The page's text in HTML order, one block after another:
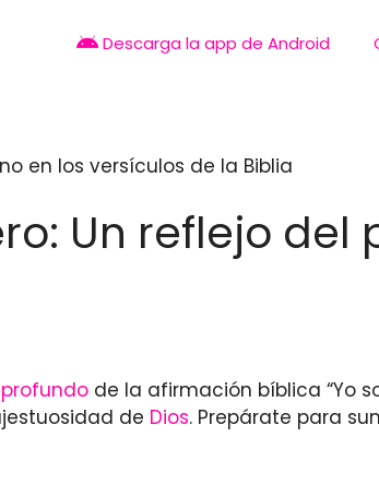
Descarga la app de Android
en los versículos de la Biblia
Un reflejo del
de la afirmación bíblica “Yo
de Dios. Prepárate para